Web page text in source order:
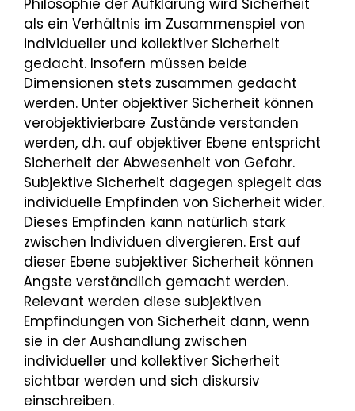
Philosophie der Aufklärung wird Sicherheit
als ein Verhältnis im Zusammenspiel von
individueller und kollektiver Sicherheit
gedacht. Insofern müssen beide
Dimensionen stets zusammen gedacht
werden. Unter objektiver Sicherheit können
verobjektivierbare Zustände verstanden
werden, d.h. auf objektiver Ebene entspricht
Sicherheit der Abwesenheit von Gefahr.
Subjektive Sicherheit dagegen spiegelt das
individuelle Empfinden von Sicherheit wider.
Dieses Empfinden kann natürlich stark
zwischen Individuen divergieren. Erst auf
dieser Ebene subjektiver Sicherheit können
Ängste verständlich gemacht werden.
Relevant werden diese subjektiven
Empfindungen von Sicherheit dann, wenn
sie in der Aushandlung zwischen
individueller und kollektiver Sicherheit
sichtbar werden und sich diskursiv
einschreiben.